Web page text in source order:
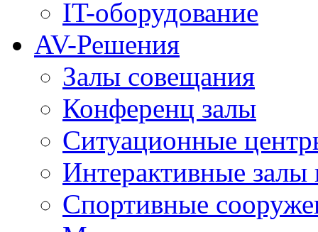
IT-оборудование
AV-Решения
Залы совещания
Конференц залы
Ситуационные
Интерактивные залы
Спортивные